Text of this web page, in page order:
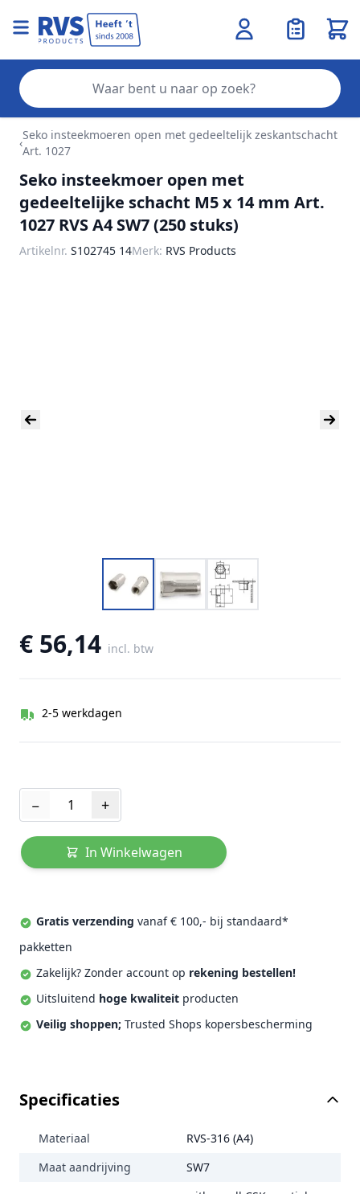
Ga naar de inhoud
‹
Seko insteekmoeren open met gedeeltelijk zeskantschacht
Art. 1027
Seko insteekmoer open met
gedeeltelijke schacht M5 x 14 mm Art.
1027 RVS A4 SW7 (250 stuks)
Artikelnr. S102745 14Merk: RVS Products
€ 56,14 incl. btw
2-5 werkdagen
− +
In Winkelwagen
Gratis verzending vanaf € 100,- bij standaard*
pakketten
Zakelijk? Zonder account op rekening bestellen!
Uitsluitend hoge kwaliteit producten
Veilig shoppen; Trusted Shops kopersbescherming
Specificaties
Materiaal
RVS-316 (A4)
Maat aandrijving
SW7